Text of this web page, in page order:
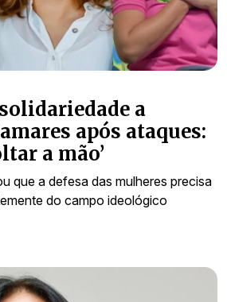
a
após ataques:
a mão’
que a defesa das mulheres precisa
do campo ideológico